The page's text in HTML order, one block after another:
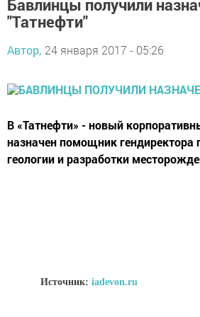
Бавлинцы получили
"Татнефти"
Автор, 24 января 2017 - 05:26
В «Татнефти» - новый
назначен помощник гендиректора
геологии и разработки
Источник:iadevon.ru